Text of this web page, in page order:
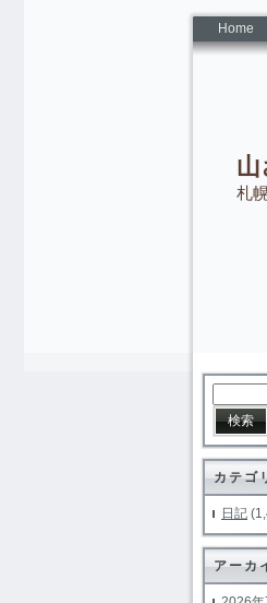
Home
山
札
カテゴ
日記
アーカ